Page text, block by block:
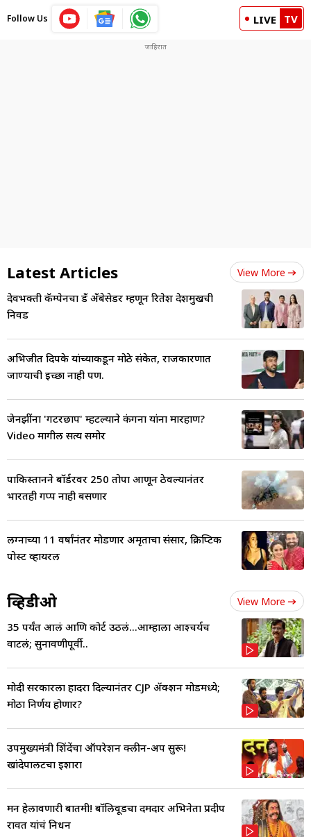
Follow Us LIVE TV
Latest Articles View More
देवभक्ती कॅम्पेनचा ब्रँड अँबेसेडर म्हणून रितेश देशमुखची
निवड
अभिजीत दिपके यांच्याकडून मोठे संकेत, राजकारणात
जाण्याची इच्छा नाही पण.
जेनझींना 'गटरछाप' म्हटल्याने कंगना यांना मारहाण?
Video मागील सत्य समोर
पाकिस्तानने बॉर्डरवर 250 तोपा आणून ठेवल्यानंतर
भारतही गप्प नाही बसणार
लग्नाच्या 11 वर्षांनंतर मोडणार अमृताचा संसार, क्रिप्टिक
पोस्ट व्हायरल
व्हिडीओ View More
35 पर्यंत आलं आणि कोर्ट उठलं...आम्हाला आश्चर्यच
वाटलं; सुनावणीपूर्वी..
मोदी सरकारला हादरा दिल्यानंतर CJP ॲक्शन मोडमध्ये;
मोठा निर्णय होणार?
उपमुख्यमंत्री शिंदेंचा ऑपरेशन क्लीन-अप सुरू!
खांदेपालटचा इशारा
मन हेलावणारी बातमी! बॉलिवूडचा दमदार अभिनेता प्रदीप
रावत यांचं निधन